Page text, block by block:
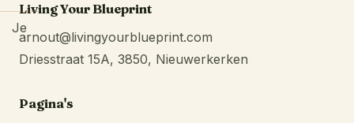
Je
leeg.
kijken
Living Your Blueprint
arnout@livingyourblueprint.com
Driesstraat 15A, 3850, Nieuwerkerken
Pagina's